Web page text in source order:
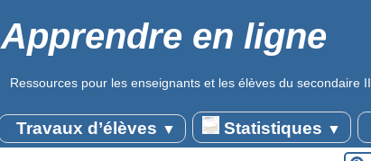
Apprendre en ligne
Ressources pour les enseignants et les élèves du secondaire II.
Travaux d’élèves ▼ Statistiques ▼